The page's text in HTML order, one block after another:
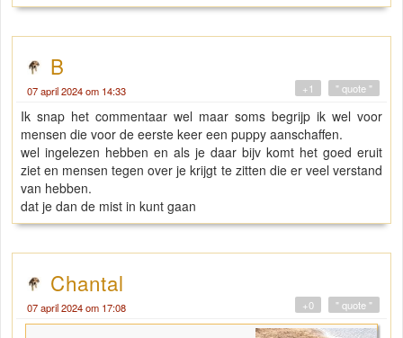
B
07 april 2024 om 14:33 " quote "
+1
Ik snap het commentaar wel maar soms begrijp ik wel voor
mensen die voor de eerste keer een puppy aanschaffen.
wel ingelezen hebben en als je daar bijv komt het goed eruit
ziet en mensen tegen over je krijgt te zitten die er veel verstand
van hebben.
dat je dan de mist in kunt gaan
Chantal
07 april 2024 om 17:08 " quote "
+0